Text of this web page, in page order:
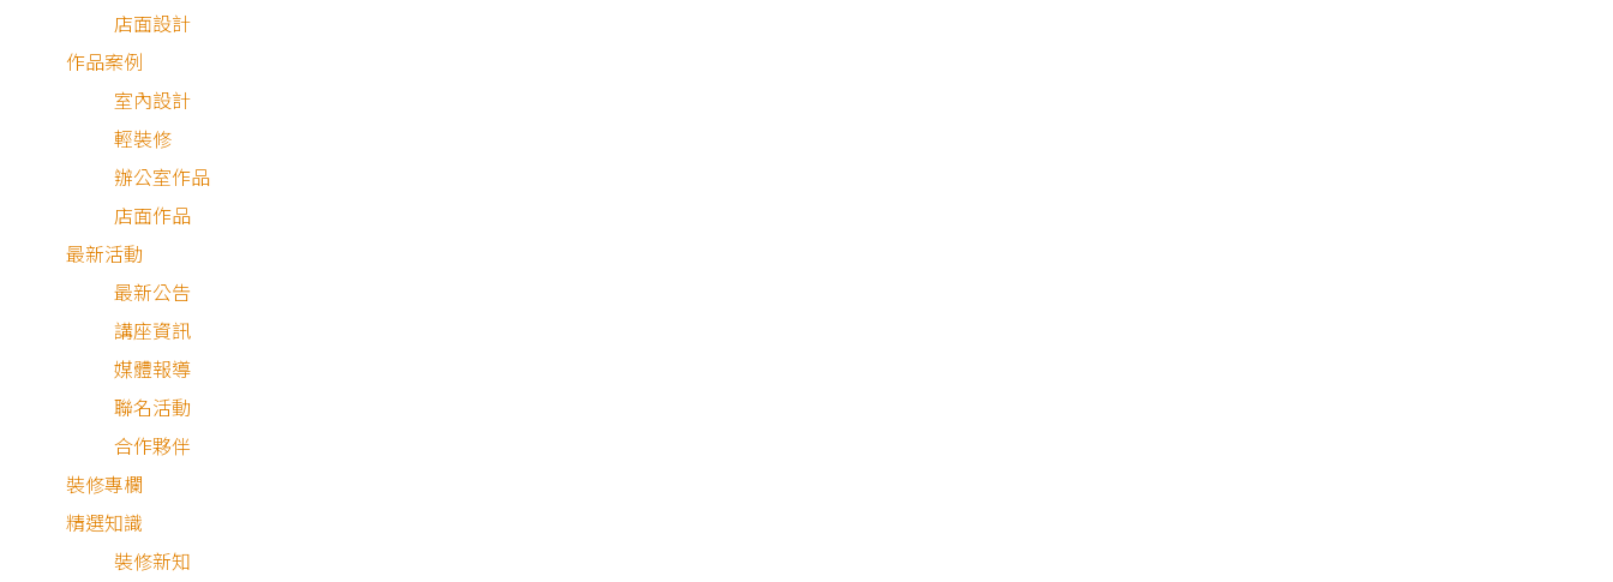
店面設計
作品案例
室內設計
輕裝修
辦公室作品
店面作品
最新活動
最新公告
講座資訊
媒體報導
聯名活動
合作夥伴
裝修專欄
精選知識
裝修新知